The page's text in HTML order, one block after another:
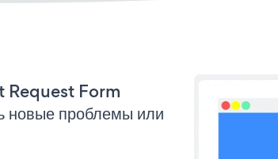
Request Form
новые проблемы или